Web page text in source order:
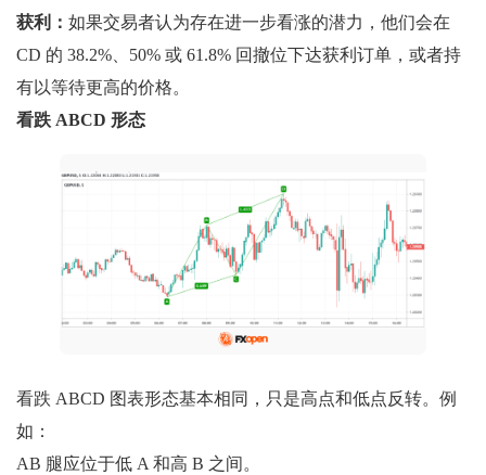
获利： 如果交易者认为存在进一步看涨的潜力，他们会在
CD 的 38.2%、50% 或 61.8% 回撤位下达获利订单，或者持
有以等待更高的价格。
看跌 ABCD 形态
看跌 ABCD 图表形态基本相同，只是高点和低点反转。例
如：
AB 腿应位于低 A 和高 B 之间。